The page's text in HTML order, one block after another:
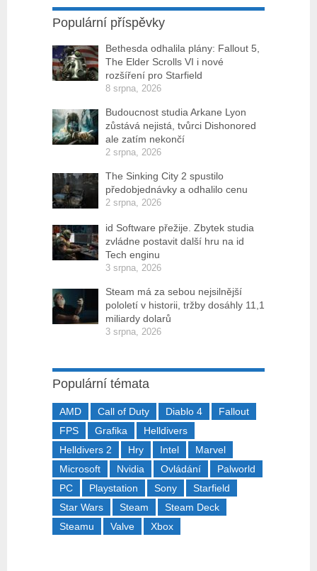
Populární příspěvky
Bethesda odhalila plány: Fallout 5,
The Elder Scrolls VI i nové
rozšíření pro Starfield
8 srpna, 2026
Budoucnost studia Arkane Lyon
zůstává nejistá, tvůrci Dishonored
ale zatím nekončí
2 srpna, 2026
The Sinking City 2 spustilo
předobjednávky a odhalilo cenu
2 srpna, 2026
id Software přežije. Zbytek studia
zvládne postavit další hru na id
Tech enginu
3 srpna, 2026
Steam má za sebou nejsilnější
pololetí v historii, tržby dosáhly 11,1
miliardy dolarů
3 srpna, 2026
Populární témata
AMD Call of Duty Diablo 4
Fallout
FPS
Grafika
Helldivers
Helldivers 2
Hry Intel
Marvel
Microsoft
Nvidia Ovládání
Palworld
PC
Playstation Sony
Starfield
Star Wars
Steam
Steam Deck
Steamu
Valve Xbox